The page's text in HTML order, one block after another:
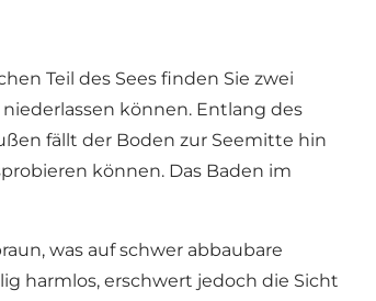
Teil des Sees finden Sie zwei
können. Entlang des
fällt der Boden zur Seemitte hin
können. Das Baden im
was auf schwer abbaubare
harmlos, erschwert jedoch die Sicht